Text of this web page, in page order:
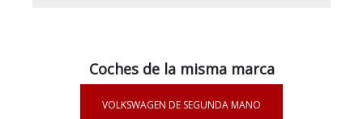
Coches de la misma marca
VOLKSWAGEN DE SEGUNDA MANO